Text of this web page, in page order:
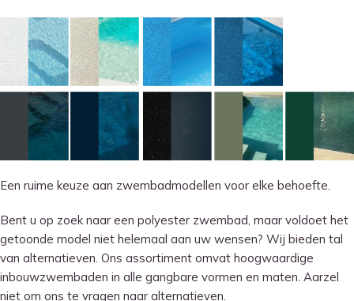
Een ruime keuze aan zwembadmodellen voor elke behoefte.
Bent u op zoek naar een polyester zwembad, maar voldoet het
getoonde model niet helemaal aan uw wensen? Wij bieden tal
van alternatieven. Ons assortiment omvat hoogwaardige
inbouwzwembaden in alle gangbare vormen en maten. Aarzel
niet om ons te vragen naar alternatieven.